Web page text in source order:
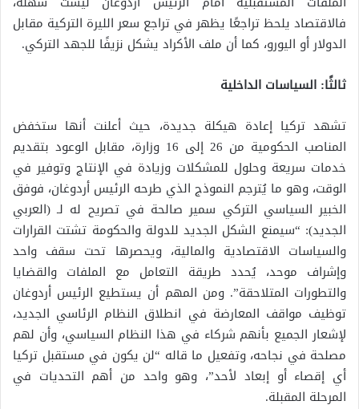
فالاقتصاد يلحظ تراجعًا يظهر في تراجع سعر الليرة التركية مقابل
الدولار أو اليورو، كما أن ملف الأكراد يشكل نزيفًا للجهد التركي.
ثالثًا: السياسات الداخلية
تشهد تركيا إعادة هيكلة جديدة، حيث أعلنت أنها ستخفض
المناصب الحكومية من 26 إلى 16 وزارة، مقابل الوعود بتقديم
خدمات سريعة وحلول للمشكلات وزيادة في الإنتاج وتوفير في
الوقت، وهو ما يُترجم النموذج الذي طرحه الرئيس أردوغان، فوفق
الخبير السياسي التركي سمير صالحة في تصريح له لـ (العربي
الجديد): “سيمنع الشكل الجديد للدولة والحكومة تشتت القرارات
والسياسات الاقتصادية والمالية، ويحصرها تحت سقف واحد
وإشراف موحد، يُحدد طريقة التعامل مع الملفات والقضايا
والتطورات المتلاحقة”. ومن المهم أن يستطيع الرئيس أردوغان
توظيف مواقف المعارضة في انطلاق النظام الرئاسي الجديد،
لإشعار الجميع بأنهم شركاء في هذا النظام السياسي، وأن لهم
مصلحة في نجاحه، وتفعيل ما قاله “لن يكون في مستقبل تركيا
أي إقصاء أو إبعاد لأحد”، وهو واحد من أهم التحديات في
المرحلة المقبلة.